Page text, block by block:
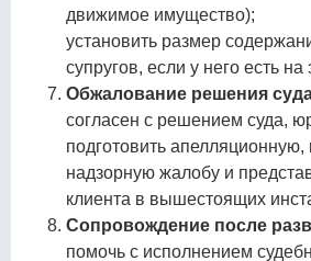
движимое имущество);
установить размер
супругов, если у него есть на
Обжалование решения
согласен с решением суда,
подготовить
надзорную жалобу и
клиента в вышестоящих
Сопровождение после
помочь с исполнением